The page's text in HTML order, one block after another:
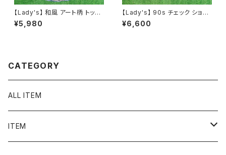
【Lady's】 和風 アート柄 トップ
ス / アメリカ製 USA製 古着 レ
ディース T-Shirt ティーシャツ
¥5,980
【Lady's】 90s チェック ショー
トパンツ / 90年代 ハーフパンツ
ショーパン ハーパン イージーパ
¥6,600
CATEGORY
ALL ITEM
ITEM